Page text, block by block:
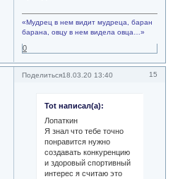
«Мудрец в нем видит мудреца, баран
барана, овцу в нем видела овца…»
0
Поделиться 15
18.03.20 13:40
Tot написал(а):
Лопаткин
Я знал что тебе точно
понравится нужно
создавать конкуренцию
и здоровый спортивный
интерес я считаю это